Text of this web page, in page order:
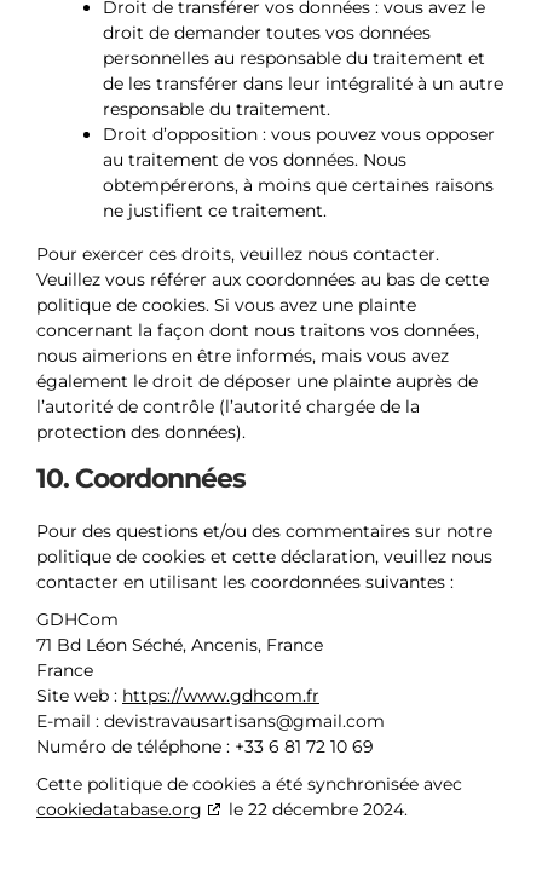
Droit de transférer vos données : vous avez le
droit de demander toutes vos données
personnelles au responsable du traitement et
de les transférer dans leur intégralité à un autre
responsable du traitement.
Droit d’opposition : vous pouvez vous opposer
au traitement de vos données. Nous
obtempérerons, à moins que certaines raisons
ne justifient ce traitement.
Pour exercer ces droits, veuillez nous contacter.
Veuillez vous référer aux coordonnées au bas de cette
politique de cookies. Si vous avez une plainte
concernant la façon dont nous traitons vos données,
nous aimerions en être informés, mais vous avez
également le droit de déposer une plainte auprès de
l’autorité de contrôle (l’autorité chargée de la
protection des données).
10. Coordonnées
Pour des questions et/ou des commentaires sur notre
politique de cookies et cette déclaration, veuillez nous
contacter en utilisant les coordonnées suivantes :
GDHCom
71 Bd Léon Séché, Ancenis, France
France
Site web : https://www.gdhcom.fr
E-mail : devistravausartisans@gmail.com
Numéro de téléphone : +33 6 81 72 10 69
Cette politique de cookies a été synchronisée avec
cookiedatabase.org
le 22 décembre 2024.